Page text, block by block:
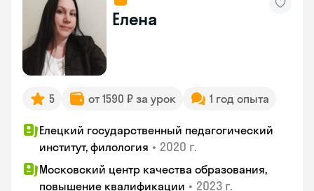
Елена
5 от 1590 ₽ за урок 1 год опыта
Елецкий государственный педагогический
институт, филология • 2020 г.
Московский центр качества образования,
повышение квалификации • 2023 г.